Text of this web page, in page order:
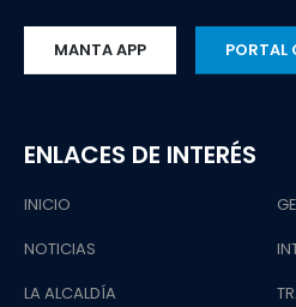
MANTA APP PORTAL
ENLACES DE INTERÉS
INICIO
NOTICIAS
LA ALCALDÍA